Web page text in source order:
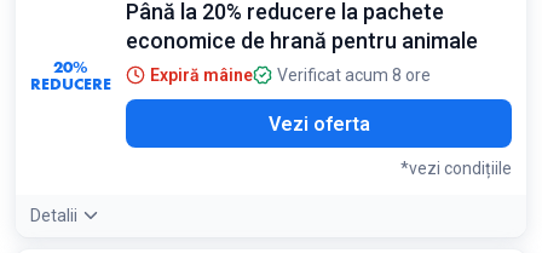
20%
REDUCERE
Până la 20% reducere la pachete
economice de hrană pentru animale
Expiră mâine Verificat acum 8 ore
Vezi oferta
*vezi condițiile
Detalii